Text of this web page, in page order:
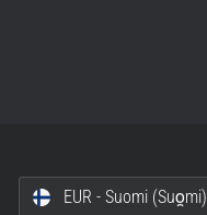
EUR - Suomi (Suo̯mi)